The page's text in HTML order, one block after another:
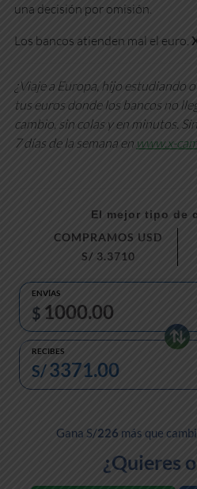
una decisión por omisión.
Los bancos atienden mal el euro.
¿Viaje a Europa, hijo estudiando
tus euros donde los bancos no
cambio, sin colas y en minutos.
7 días de la semana en www.x-
El mejor tipo de
COMPRAMOS USD
S/ 3.3710
ENVÍAS
$
RECIBES
S/
Gana S/226 más que
¿Quieres
¿Quieres